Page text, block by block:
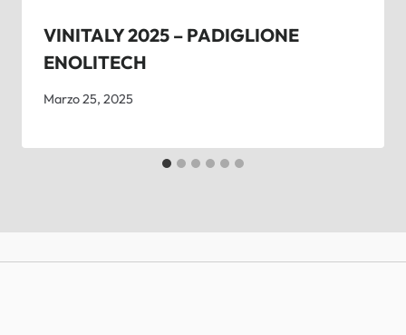
VINITALY 2025 – PADIGLIONE
ENOLITECH
Marzo 25, 2025